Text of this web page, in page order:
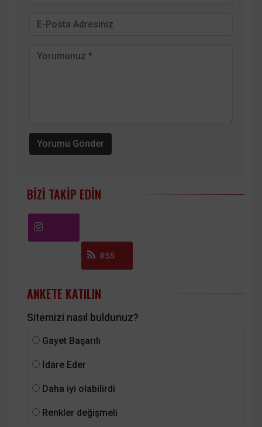
Yorumu Gönder
BIZI TAKIP EDIN
RSS
ANKETE KATILIN
Sitemizi nasıl buldunuz?
Gayet Başarılı
İdare Eder
Daha iyi olabilirdi
Renkler değişmeli